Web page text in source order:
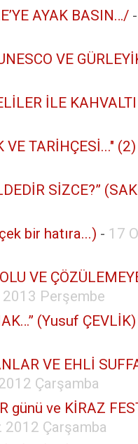
AYAK BASIN…/
VE
İLE
TARİHÇESİ..." (2)
SİZCE?”
bir hatıra...) - 17
VE
2013 Perşembe
(Yusuf ÇEVLİK)
VE EHLİ
Çarşamba
günü ve KİRAZ
2012 Çarşamba